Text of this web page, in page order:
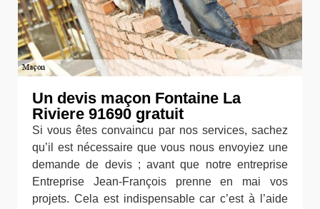
Un devis maçon Fontaine La
Riviere 91690 gratuit
Si vous êtes convaincu par nos services, sachez
qu’il est nécessaire que vous nous envoyiez une
demande de devis ; avant que notre entreprise
Entreprise Jean-François prenne en mai vos
projets. Cela est indispensable car c’est à l’aide